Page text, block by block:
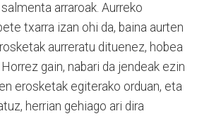
arraroak. Aurreko
txarra izan ohi da, baina aurten
aurreratu dituenez, hobea
gain, nabari da jendeak ezin
erosketak egiterako orduan, eta
herrian gehiago ari dira